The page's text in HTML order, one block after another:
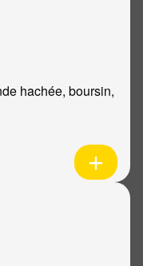
hachée, boursin,